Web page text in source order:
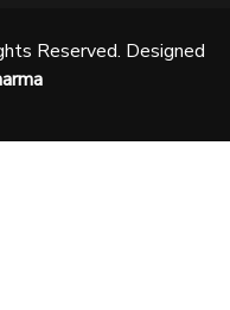
Reserved. Designed